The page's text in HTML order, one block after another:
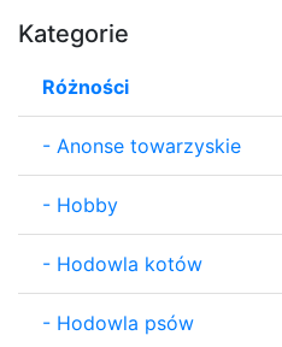
Kategorie
Różności
- Anonse towarzyskie
- Hobby
- Hodowla kotów
- Hodowla psów